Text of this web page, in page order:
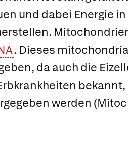
und dabei Energie in
. Dieses
da auch die
bekannt,
werden (